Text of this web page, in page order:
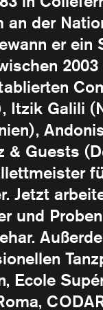
an der
er
Itzik Galili
& Guests
Jetzt
und
Ecole